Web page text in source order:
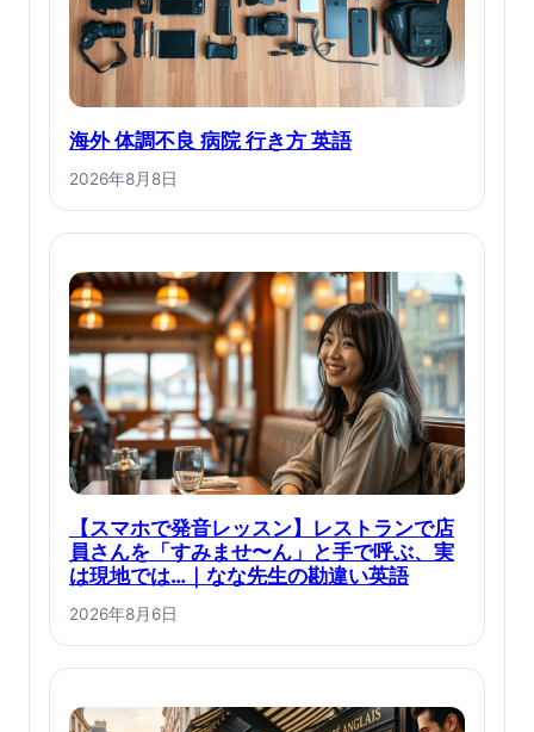
海外 体調不良 病院 行き方 英語
2026年8月8日
【スマホで発音レッスン】レストランで店
員さんを「すみませ〜ん」と手で呼ぶ、実
は現地では…｜なな先生の勘違い英語
2026年8月6日